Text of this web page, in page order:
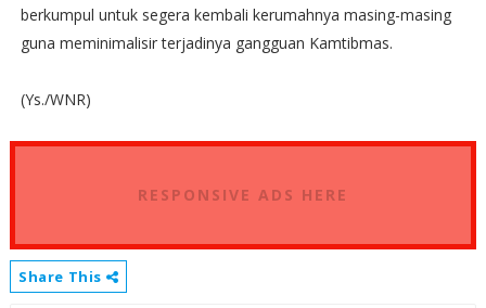
berkumpul untuk segera kembali kerumahnya masing-masing
guna meminimalisir terjadinya gangguan Kamtibmas.
(Ys./WNR)
RESPONSIVE ADS HERE
Share This